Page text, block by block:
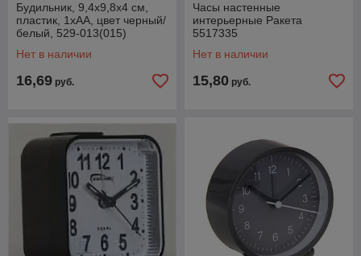
Будильник, 9,4x9,8x4 см,
пластик, 1xAA, цвет черный/
белый, 529-013(015)
Нет в наличии
16,69 руб.
Часы настенные
интерьерные Ракета
5517335
Нет в наличии
15,80 руб.